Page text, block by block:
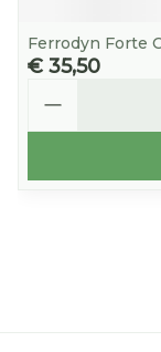
Ferrodyn Forte
€ 35,50